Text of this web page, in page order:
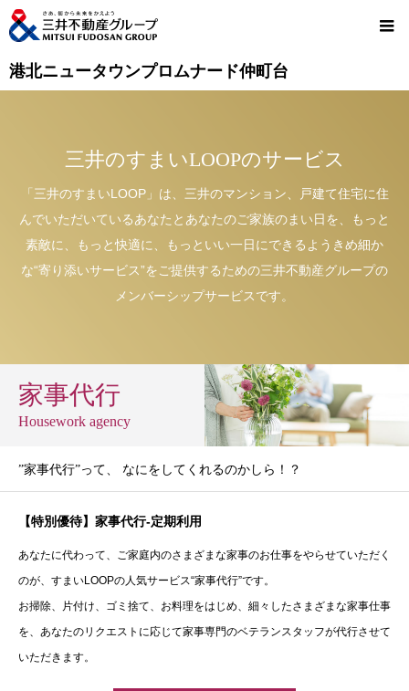
港北ニュータウンプロムナード仲町台
三井のすまいLOOPのサービス
「三井のすまいLOOP」は、三井のマンション、戸建て住宅に住
んでいただいているあなたとあなたのご家族のまい日を、もっと
素敵に、もっと快適に、もっといい一日にできるようきめ細か
な“寄り添いサービス”をご提供するための三井不動産グループの
メンバーシップサービスです。
家事代行
Housework agency
”家事代行”って、 なにをしてくれるのかしら！？
【特別優待】家事代行-定期利用
あなたに代わって、ご家庭内のさまざまな家事のお仕事をやらせていただく
のが、すまいLOOPの人気サービス“家事代行”です。
お掃除、片付け、ゴミ捨て、お料理をはじめ、細々したさまざまな家事仕事
を、あなたのリクエストに応じて家事専門のベテランスタッフが代行させて
いただきます。